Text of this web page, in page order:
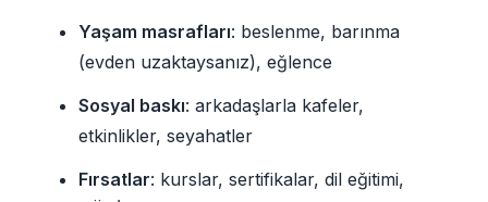
Yaşam masrafları: beslenme, barınma
(evden uzaktaysanız), eğlence
Sosyal baskı: arkadaşlarla kafeler,
etkinlikler, seyahatler
Fırsatlar: kurslar, sertifikalar, dil eğitimi,